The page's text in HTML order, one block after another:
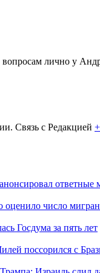
лично у
Связь с Редакцией